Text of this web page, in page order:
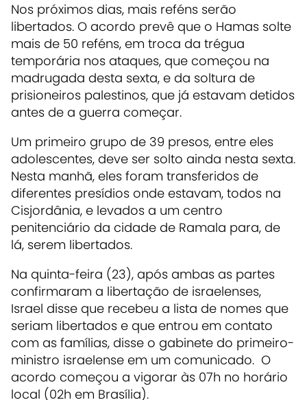
Nos próximos dias, mais reféns serão
libertados. O acordo prevê que o Hamas solte
mais de 50 reféns, em troca da trégua
temporária nos ataques, que começou na
madrugada desta sexta, e da soltura de
prisioneiros palestinos, que já estavam detidos
antes de a guerra começar.
Um primeiro grupo de 39 presos, entre eles
adolescentes, deve ser solto ainda nesta sexta.
Nesta manhã, eles foram transferidos de
diferentes presídios onde estavam, todos na
Cisjordânia, e levados a um centro
penitenciário da cidade de Ramala para, de
lá, serem libertados.
Na quinta-feira (23), após ambas as partes
confirmaram a libertação de israelenses,
Israel disse que recebeu a lista de nomes que
seriam libertados e que entrou em contato
com as famílias, disse o gabinete do primeiro-
ministro israelense em um comunicado. O
acordo começou a vigorar às 07h no horário
local (02h em Brasília).